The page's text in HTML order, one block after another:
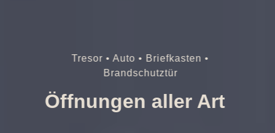
Tresor • Auto • Briefkasten •
Brandschutztür
Öffnungen aller Art